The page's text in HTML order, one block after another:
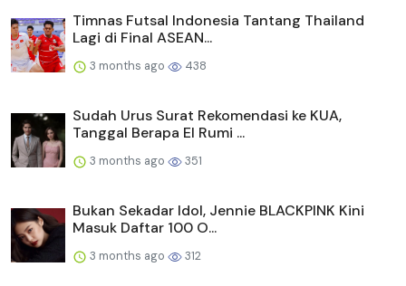
Timnas Futsal Indonesia Tantang Thailand
Lagi di Final ASEAN...
3 months ago 438
Sudah Urus Surat Rekomendasi ke KUA,
Tanggal Berapa El Rumi ...
3 months ago 351
Bukan Sekadar Idol, Jennie BLACKPINK Kini
Masuk Daftar 100 O...
3 months ago 312